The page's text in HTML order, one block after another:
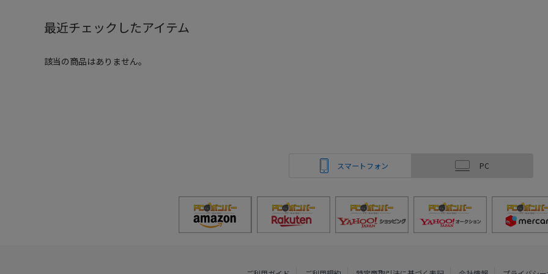
最近チェックしたアイテム
該当の商品はありません。
スマートフォン PC